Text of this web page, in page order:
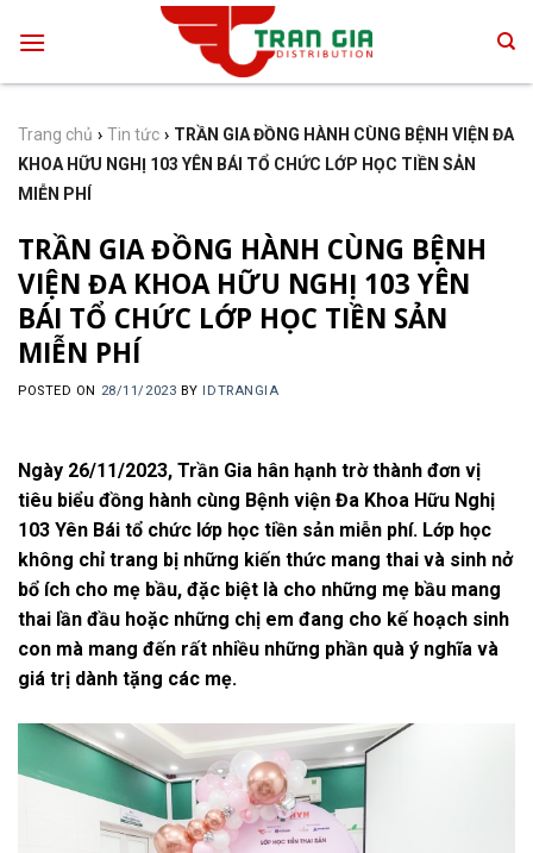
Trang chủ › Tin tức › TRẦN GIA ĐỒNG HÀNH CÙNG BỆNH VIỆN ĐA
KHOA HỮU NGHỊ 103 YÊN BÁI TỔ CHỨC LỚP HỌC TIỀN SẢN
MIỄN PHÍ
TRẦN GIA ĐỒNG HÀNH CÙNG BỆNH
VIỆN ĐA KHOA HỮU NGHỊ 103 YÊN
BÁI TỔ CHỨC LỚP HỌC TIỀN SẢN
MIỄN PHÍ
POSTED ON 28/11/2023 BY IDTRANGIA
Ngày 26/11/2023, Trần Gia hân hạnh trờ thành đơn vị
tiêu biểu đồng hành cùng Bệnh viện Đa Khoa Hữu Nghị
103 Yên Bái tổ chức lớp học tiền sản miễn phí. Lớp học
không chỉ trang bị những kiến thức mang thai và sinh nở
bổ ích cho mẹ bầu, đặc biệt là cho những mẹ bầu mang
thai lần đầu hoặc những chị em đang cho kế hoạch sinh
con mà mang đến rất nhiều những phần quà ý nghĩa và
giá trị dành tặng các mẹ.